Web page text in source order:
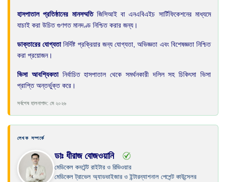
হাসপাতাল প্রতিষ্ঠানের মানসম্মতিজিসিআই বা এনএবিএইচ সার্টিফিকেশনের মাধ্যমে
যাচাই করা উচিত গুণগত মানদণ্ড নিশ্চিত করার জন্য।
ডাক্তারের যোগ্যতানির্দিষ্ট প্রক্রিয়ার জন্য যোগ্যতা, অভিজ্ঞতা এবং বিশেষজ্ঞতা নিশ্চিত
করা প্রয়োজন।
ভিসা আবশ্যিকতানির্বাচিত হাসপাতাল থেকে সমর্থনকারী দলিল সহ চিকিৎসা ভিসা
প্রাপ্তি অন্তর্ভুক্ত করে।
সর্বশেষ হালনাগাদ: মে ২০২৬
লেখক সম্পর্কে
ডাঃ ধীরাজ বোজওয়ানি
মেডিকেল কনটেন্ট রাইটার ও রিভিওয়ার
মেডিকেল ট্রাভেল অ্যাডভাইজার ও ইন্টারন্যাশনাল পেশেন্ট কাউন্সেলর